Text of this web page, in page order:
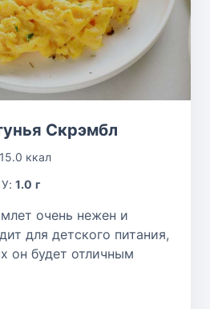
Скрэмбл
ккал
У:1.0 г
очень нежен и
для детского питания,
он будет отличным